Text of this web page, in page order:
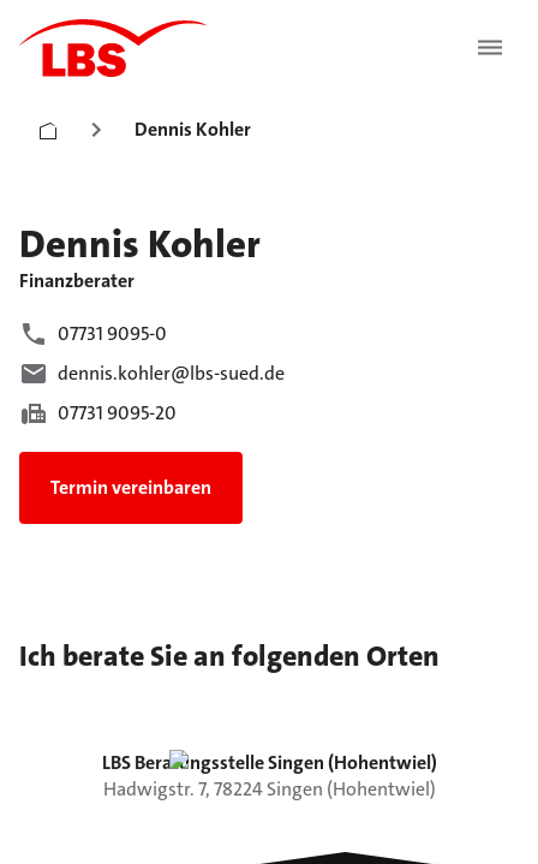
Dennis Kohler
Dennis Kohler
Finanzberater
07731 9095-0
dennis.kohler@lbs-sued.de
07731 9095-20
Termin vereinbaren
Ich berate Sie an folgenden Orten
LBS Beratungsstelle Singen (Hohentwiel)
Hadwigstr.7,78224 Singen (Hohentwiel)